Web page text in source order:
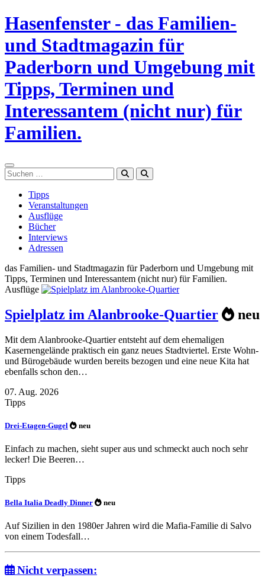
Zum
Inhalt
springen
Hasenfenster - das Familien-
und Stadtmagazin für
Paderborn und Umgebung mit
Tipps, Terminen und
Interessantem (nicht nur) für
Familien.
Suchen
Tipps
Veranstaltungen
Ausflüge
Bücher
Interviews
Adressen
das Familien- und Stadtmagazin für Paderborn und Umgebung mit
Tipps, Terminen und Interessantem (nicht nur) für Familien.
Ausflüge
Spielplatz im Alanbrooke-Quartier neu
Mit dem Alanbrooke-Quartier entsteht auf dem ehemaligen
Kasernengelände praktisch ein ganz neues Stadtviertel. Erste Wohn-
und Bürogebäude wurden bereits bezogen und eine neue Kita hat
ebenfalls schon den…
07. Aug. 2026
Tipps
Drei-Etagen-Gugel neu
Einfach zu machen, sieht super aus und schmeckt auch noch sehr
lecker! Die Beeren…
Tipps
Bella Italia Deadly Dinner neu
Auf Sizilien in den 1980er Jahren wird die Mafia-Familie di Salvo
von einem Todesfall…
Nicht verpassen: